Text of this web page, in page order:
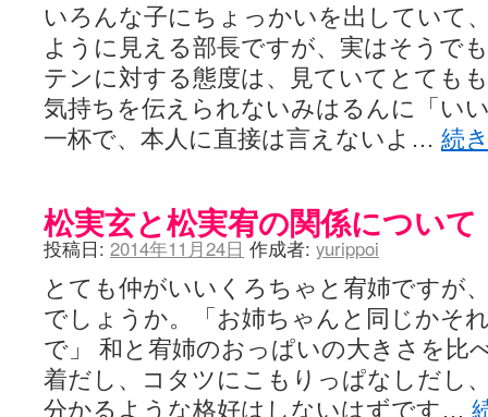
いろんな子にちょっかいを出していて
ように見える部長ですが、実はそうで
テンに対する態度は、見ていてとても
気持ちを伝えられないみはるんに「い
一杯で、本人に直接は言えないよ… 続
松実玄と松実宥の関係について
投稿日: 2014年11月24日 作成者: yurippoi
とても仲がいいくろちゃと宥姉ですが
でしょうか。「お姉ちゃんと同じかそ
で」 和と宥姉のおっぱいの大きさを比
着だし、コタツにこもりっぱなしだし
分かるような格好はしないはずです…